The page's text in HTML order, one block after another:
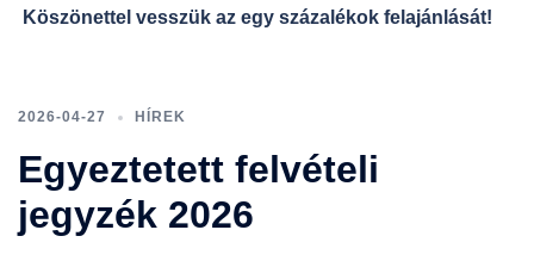
Köszönettel vesszük az egy százalékok felajánlását!
2026-04-27 HÍREK
Egyeztetett felvételi
jegyzék 2026